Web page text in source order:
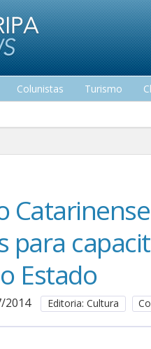
Colunistas Turismo
para
Estado
2014 Editoria: Cultura